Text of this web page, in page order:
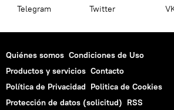
Telegram Twitter
Quiénes somos Condiciones de Uso
Productos y servicios Contacto
Política de Privacidad Politica de Cookies
Protección de datos (solicitud) RSS